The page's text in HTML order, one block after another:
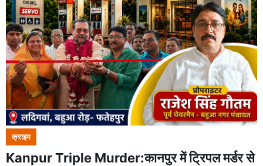
क्राइम
Kanpur Triple Murder:कानपुर में ट्रिपल मर्डर से